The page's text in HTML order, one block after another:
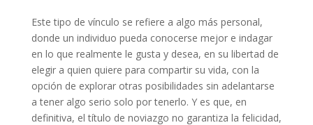
Este tipo de vínculo se refiere a algo más personal,
donde un individuo pueda conocerse mejor e indagar
en lo que realmente le gusta y desea, en su libertad de
elegir a quien quiere para compartir su vida, con la
opción de explorar otras posibilidades sin adelantarse
a tener algo serio solo por tenerlo. Y es que, en
definitiva, el título de noviazgo no garantiza la felicidad,